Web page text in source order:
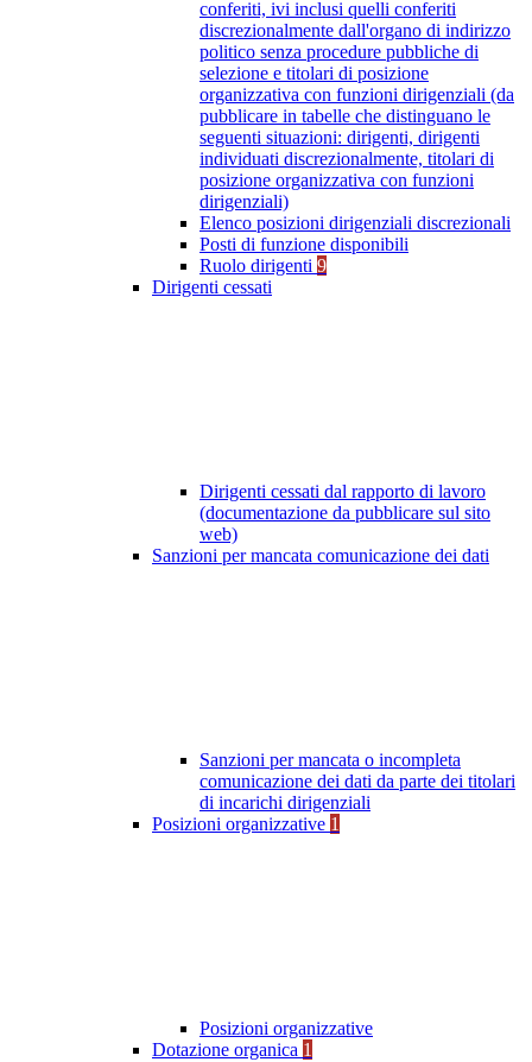
conferiti, ivi inclusi quelli conferiti
discrezionalmente dall'organo di indirizzo
politico senza procedure pubbliche di
selezione e titolari di posizione
organizzativa con funzioni dirigenziali (da
pubblicare in tabelle che distinguano le
seguenti situazioni: dirigenti, dirigenti
individuati discrezionalmente, titolari di
posizione organizzativa con funzioni
dirigenziali)
Elenco posizioni dirigenziali discrezionali
Posti di funzione disponibili
Ruolo dirigenti 9
Dirigenti cessati
Dirigenti cessati dal rapporto di lavoro
(documentazione da pubblicare sul sito
web)
Sanzioni per mancata comunicazione dei dati
Sanzioni per mancata o incompleta
comunicazione dei dati da parte dei titolari
di incarichi dirigenziali
Posizioni organizzative 1
Posizioni organizzative
Dotazione organica 1